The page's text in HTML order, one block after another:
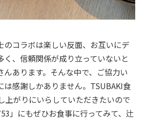
コラボは楽しい反面、お互いにデ
く、信頼関係が成り立っていないと
んあります。そんな中で、ご協力い
は感謝しかありません。TSUBAKI食
上がりにいらしていただきたいので
」にもぜひお食事に行ってみて、辻